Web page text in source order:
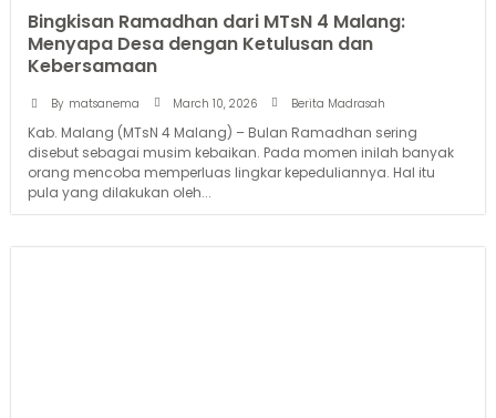
Bingkisan Ramadhan dari MTsN 4 Malang:
Menyapa Desa dengan Ketulusan dan
Kebersamaan
By matsanema March 10, 2026 Berita Madrasah
Kab. Malang (MTsN 4 Malang) – Bulan Ramadhan sering
disebut sebagai musim kebaikan. Pada momen inilah banyak
orang mencoba memperluas lingkar kepeduliannya. Hal itu
pula yang dilakukan oleh...